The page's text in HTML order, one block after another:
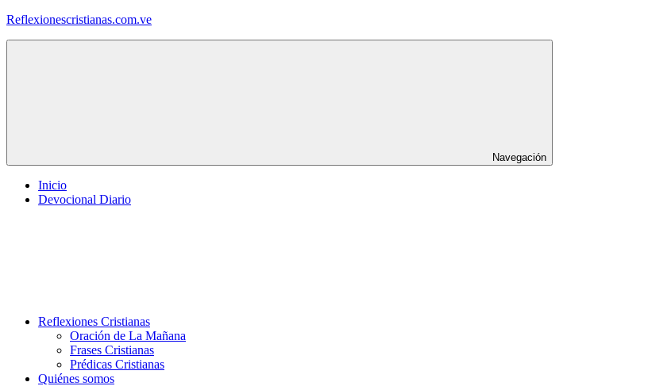
Saltar
Reflexionescristianas.com.ve
Navegación
Inicio
Devocional Diario
Reflexiones Cristianas
Oración de La Mañana
Frases Cristianas
Prédicas Cristianas
Quiénes somos